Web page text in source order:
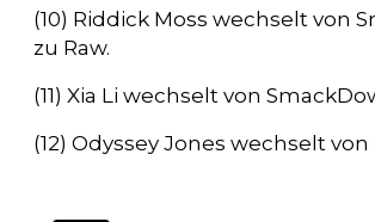
(10) Riddick Moss wechselt von
zu Raw.
(11) Xia Li wechselt von
(12) Odyssey Jones wechselt von